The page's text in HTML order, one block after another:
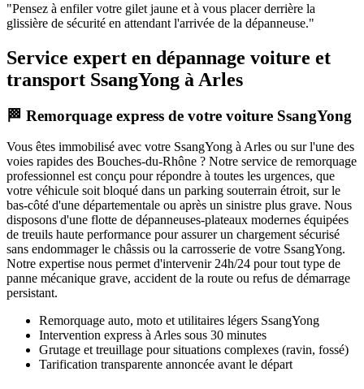
"Pensez à enfiler votre gilet jaune et à vous placer derrière la
glissière de sécurité en attendant l'arrivée de la dépanneuse."
Service expert en dépannage voiture et
transport SsangYong à Arles
🏁 Remorquage express de votre voiture SsangYong
Vous êtes immobilisé avec votre SsangYong à Arles ou sur l'une des
voies rapides des Bouches-du-Rhône ? Notre service de remorquage
professionnel est conçu pour répondre à toutes les urgences, que
votre véhicule soit bloqué dans un parking souterrain étroit, sur le
bas-côté d'une départementale ou après un sinistre plus grave. Nous
disposons d'une flotte de dépanneuses-plateaux modernes équipées
de treuils haute performance pour assurer un chargement sécurisé
sans endommager le châssis ou la carrosserie de votre SsangYong.
Notre expertise nous permet d'intervenir 24h/24 pour tout type de
panne mécanique grave, accident de la route ou refus de démarrage
persistant.
Remorquage auto, moto et utilitaires légers SsangYong
Intervention express à Arles sous 30 minutes
Grutage et treuillage pour situations complexes (ravin, fossé)
Tarification transparente annoncée avant le départ